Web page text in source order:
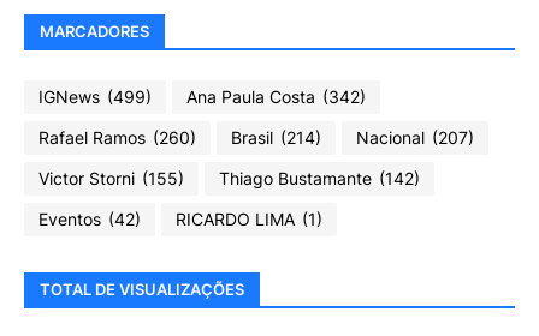
MARCADORES
IGNews (499) Ana Paula Costa (342)
Rafael Ramos (260) Brasil (214) Nacional (207)
Victor Storni (155) Thiago Bustamante (142)
Eventos (42) RICARDO LIMA (1)
TOTAL DE VISUALIZAÇÕES